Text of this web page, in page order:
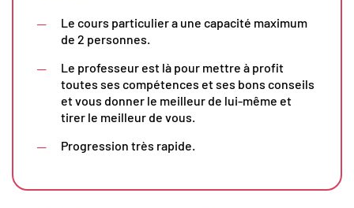
Le cours particulier a une capacité maximum
de 2 personnes.
Le professeur est là pour mettre à profit
toutes ses compétences et ses bons conseils
et vous donner le meilleur de lui-même et
tirer le meilleur de vous.
Progression très rapide.